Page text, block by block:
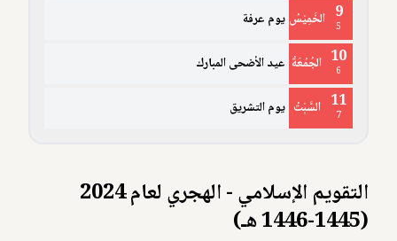
9
5 الخَمِيْسُ يوم عرفة
10
6 الجُمُعَةُ عيد الأضحى المبارك
11
7 السَّبْتُ يوم التشريق
التقويم الإسلامي - الهجري لعام 2024
(1445-1446 هـ)